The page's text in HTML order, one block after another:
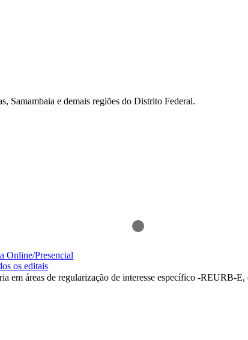
Samambaia e demais regiões do Distrito Federal.
Online/Presencial
os editais
em áreas de regularização de interesse específico -REURB-